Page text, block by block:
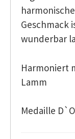
Geschmack
wunderbar
Harmoniert
Lamm
Medaille